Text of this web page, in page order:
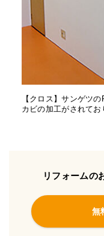
【クロス】サンゲツ
カビの加工がされてお
リフォームの
無